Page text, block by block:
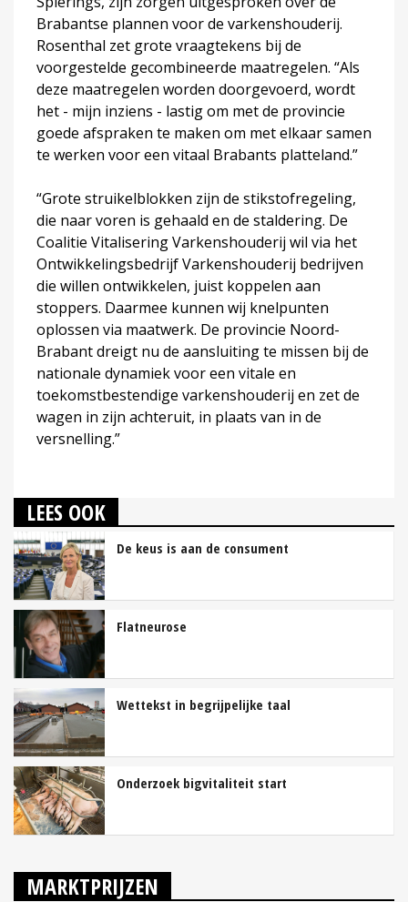
Brabantse plannen voor de varkenshouderij.
Rosenthal zet grote vraagtekens bij de
voorgestelde gecombineerde maatregelen. “Als
deze maatregelen worden doorgevoerd, wordt
het - mijn inziens - lastig om met de provincie
goede afspraken te maken om met elkaar samen
te werken voor een vitaal Brabants platteland.”
“Grote struikelblokken zijn de stikstofregeling,
die naar voren is gehaald en de staldering. De
Coalitie Vitalisering Varkenshouderij wil via het
Ontwikkelingsbedrijf Varkenshouderij bedrijven
die willen ontwikkelen, juist koppelen aan
stoppers. Daarmee kunnen wij knelpunten
oplossen via maatwerk. De provincie Noord-
Brabant dreigt nu de aansluiting te missen bij de
nationale dynamiek voor een vitale en
toekomstbestendige varkenshouderij en zet de
wagen in zijn achteruit, in plaats van in de
versnelling.”
LEES OOK
De keus is aan de consument
Flatneurose
Wettekst in begrijpelijke taal
Onderzoek bigvitaliteit start
MARKTPRIJZEN